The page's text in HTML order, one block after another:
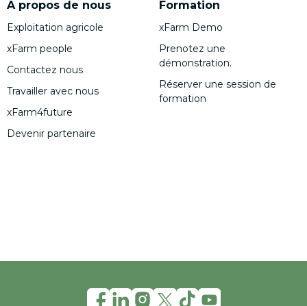
A propos de nous
Exploitation agricole
xFarm people
Contactez nous
Travailler avec nous
xFarm4future
Devenir partenaire
Formation
xFarm Demo
Prenotez une
démonstration.
Réserver une session de
formation